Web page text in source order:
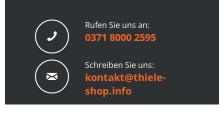
Rufen Sie uns an:
0371 8000 2595
Schreiben Sie uns:
kontakt@thiele-
shop.info